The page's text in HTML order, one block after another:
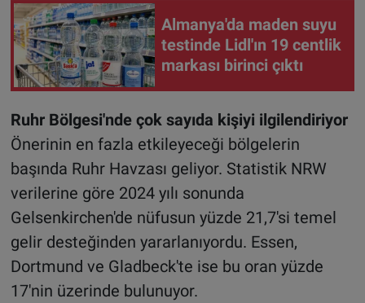
Almanya'da maden suyu
testinde Lidl'ın 19 centlik
markası birinci çıktı
Ruhr Bölgesi'nde çok sayıda kişiyi ilgilendiriyor
Önerinin en fazla etkileyeceği bölgelerin
başında Ruhr Havzası geliyor. Statistik NRW
verilerine göre 2024 yılı sonunda
Gelsenkirchen'de nüfusun yüzde 21,7'si temel
gelir desteğinden yararlanıyordu. Essen,
Dortmund ve Gladbeck'te ise bu oran yüzde
17'nin üzerinde bulunuyor.